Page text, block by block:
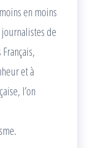
en moins
de
et à
l’on